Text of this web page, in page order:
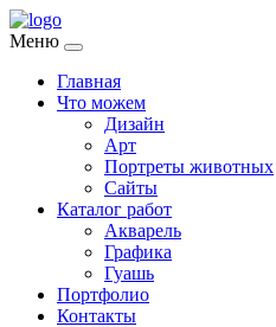
Меню
Главная
Что можем
Дизайн
Арт
Портреты животных
Сайты
Каталог работ
Акварель
Графика
Гуашь
Портфолио
Контакты